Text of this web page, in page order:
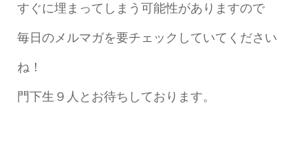
すぐに埋まってしまう可能性がありますので
毎日のメルマガを要チェックしていてください
ね！
門下生９人とお待ちしております。